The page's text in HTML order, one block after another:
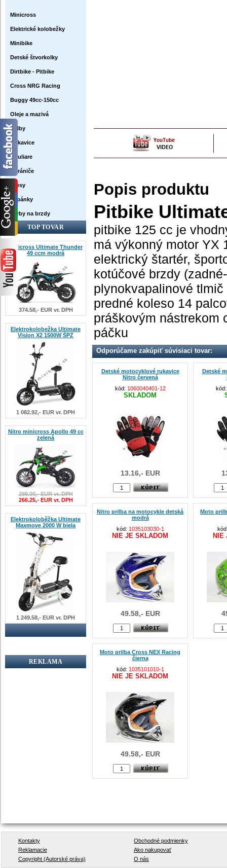
Minicross
Elektrické kolobežky
Minibike
Detské štvorkolky
Dirtbike - Pitbike
Cross NRG Racing
Buggy 49cc-150cc
Oleje a mazivá
Prilby
Rukavice
Okuliare
Chrániče
Dresy
Topánky
Farby na brzdy
TOP TOVAR
Minicross Ultimate Thunder
49 ccm modrá
374.58,- EUR vr. DPH
Elektrokolobežka Ultimate
Vision X2 1500W ŠPZ
1 082.92,- EUR vr. DPH
Nitro minicross Apollo 49 cc
zelená
299.00,- EUR vr. DPH
266.25,- EUR vr. DPH
Elektrokoloběžka Ultimate
Maxmove 2000 W biela
1 249.58,- EUR vr. DPH
REKLAMA
Popis produktu
Pitbike
pitbike 125 cc je
má výkonný motor YX
elektrický štartér,
kotúčové brzdy
plynokvapalinové
predné koleso 14
práškovým nástrekom
páčku
Odporúčame zakúpiť súvisiaci tovar:
Detské motocyklové rukavice
Nitro červená
kód: 1060040401-12
SKLADOM
13.16,- EUR
Detské
Nitro prilba na motocykle detská
modrá
kód: 1035103030-1
NIE JE SKLADOM
49.58,- EUR
Moto
NIE
Moto prilba Cross NEX Racing
čierna
kód: 1035101010-1
NIE JE SKLADOM
49.58,- EUR
Kontakty
Obchodné podmienky
Reklamacie
Ako nakupovať
Copyright (Autorské práva)
O nás